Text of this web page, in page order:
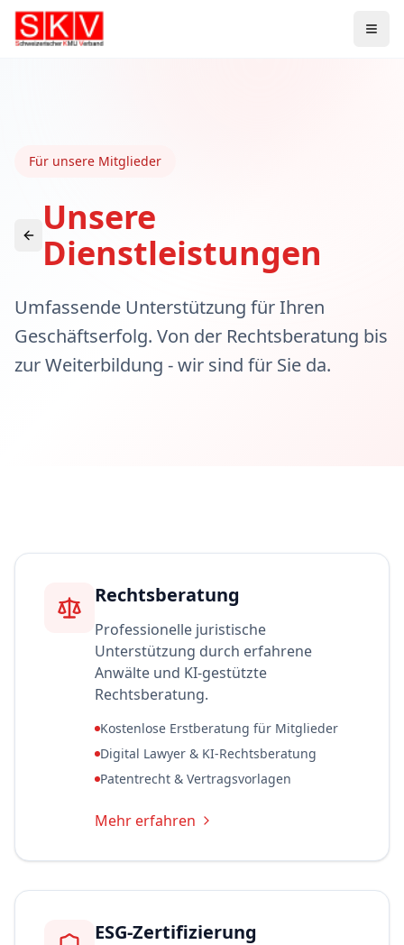
Für unsere Mitglieder
Unsere
Dienstleistungen
Umfassende Unterstützung für Ihren
Geschäftserfolg. Von der Rechtsberatung bis
zur Weiterbildung - wir sind für Sie da.
Rechtsberatung
Professionelle juristische
Unterstützung durch erfahrene
Anwälte und KI-gestützte
Rechtsberatung.
Kostenlose Erstberatung für Mitglieder
Digital Lawyer & KI-Rechtsberatung
Patentrecht & Vertragsvorlagen
Mehr erfahren
ESG-Zertifizierung